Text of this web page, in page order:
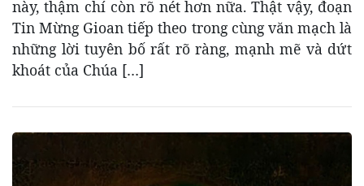
này, thậm chí còn rõ nét hơn nữa. Thật vậy, đoạn
Tin Mừng Gioan tiếp theo trong cùng văn mạch là
những lời tuyên bố rất rõ ràng, mạnh mẽ và dứt
khoát của Chúa […]